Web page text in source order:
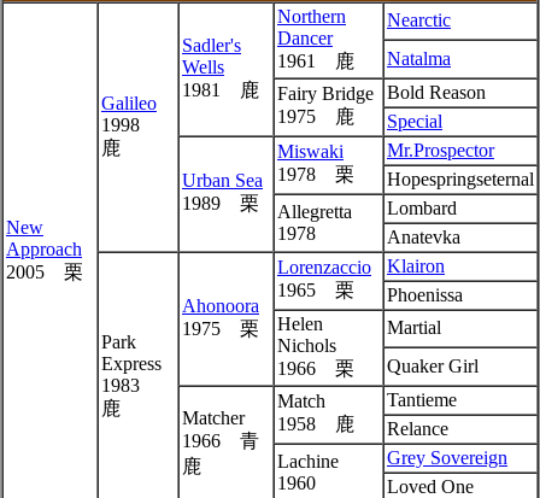
New
Approach
2005 栗
Galileo
1998
鹿
Sadler's
Wells
1981 鹿
Northern
Dancer
1961 鹿
Nearctic
Natalma
Fairy Bridge
1975 鹿
Bold Reason
Special
Urban Sea
1989 栗
Miswaki
1978 栗
Mr.Prospector
Hopespringseternal
Allegretta
1978
Lombard
Anatevka
Park
Express
1983
鹿
Ahonoora
1975 栗
Lorenzaccio
1965 栗
Klairon
Phoenissa
Helen
Nichols
1966 栗
Martial
Quaker Girl
Matcher
1966 青
鹿
Match
1958 鹿
Tantieme
Relance
Lachine
1960
Grey Sovereign
Loved One